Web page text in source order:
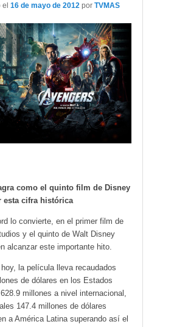
el 16 de mayo de 2012 por TVMAS
como el quinto film de Disney
esta cifra histórica
lo convierte, en el primer film de
y el quinto de Walt Disney
alcanzar este importante hito.
la película lleva recaudados
de dólares en los Estados
millones a nivel internacional,
147.4 millones de dólares
a América Latina superando así el